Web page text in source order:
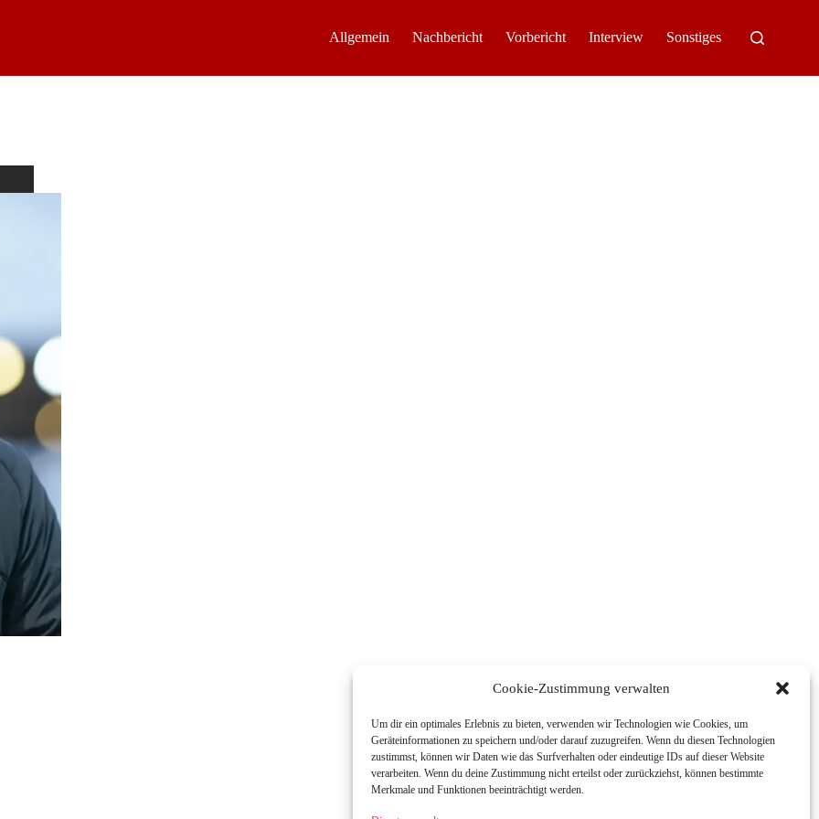
Cookie-Zustimmung verwalten
Um dir ein optimales Erlebnis zu bieten, verwenden wir Technologien wie Cookies, um
Geräteinformationen zu speichern und/oder darauf zuzugreifen. Wenn du diesen Technologien
zustimmst, können wir Daten wie das Surfverhalten oder eindeutige IDs auf dieser Website
verarbeiten. Wenn du deine Zustimmung nicht erteilst oder zurückziehst, können bestimmte
Merkmale und Funktionen beeinträchtigt werden.
Allgemein Nachbericht Vorbericht Interview Sonstiges